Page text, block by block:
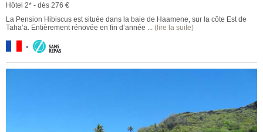
Hôtel 2* - dès 276 €
La Pension Hibiscus est située dans la baie de Haamene, sur la côte Est de
Taha’a. Entièrement rénovée en fin d’année ... (lire la suite)